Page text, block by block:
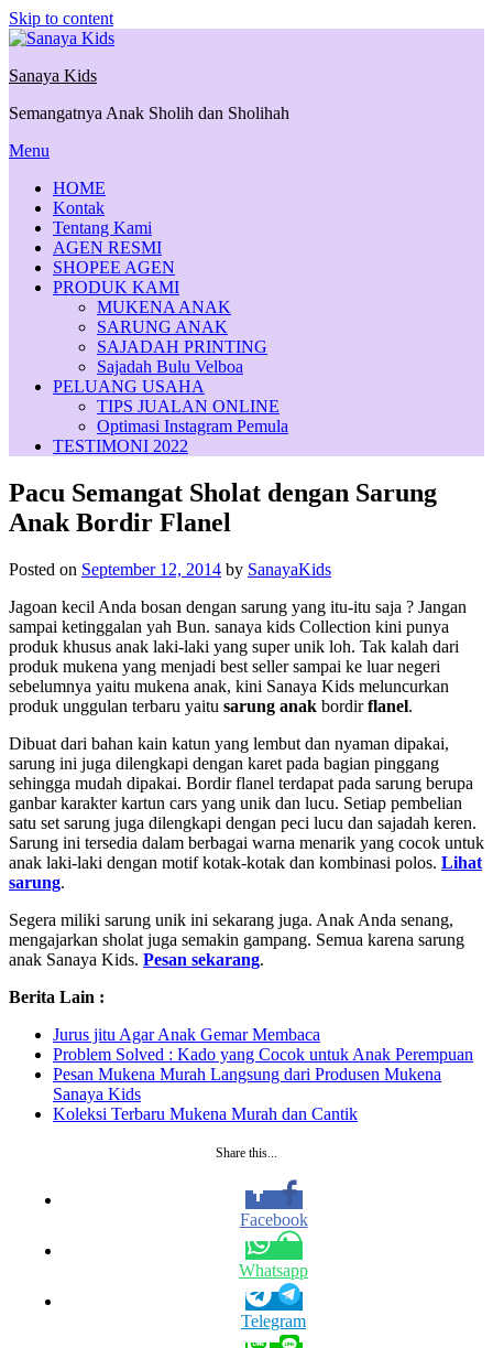
Skip to content
Sanaya Kids
Semangatnya Anak Sholih dan Sholihah
Menu
HOME
Kontak
Tentang Kami
AGEN RESMI
SHOPEE AGEN
PRODUK KAMI
MUKENA ANAK
SARUNG ANAK
SAJADAH PRINTING
Sajadah Bulu Velboa
PELUANG USAHA
TIPS JUALAN ONLINE
Optimasi Instagram Pemula
TESTIMONI 2022
Pacu Semangat Sholat dengan Sarung
Anak Bordir Flanel
Posted on September 12, 2014 by SanayaKids
Jagoan kecil Anda bosan dengan sarung yang itu-itu saja ? Jangan
sampai ketinggalan yah Bun. sanaya kids Collection kini punya
produk khusus anak laki-laki yang super unik loh. Tak kalah dari
produk mukena yang menjadi best seller sampai ke luar negeri
sebelumnya yaitu mukena anak, kini Sanaya Kids meluncurkan
produk unggulan terbaru yaitu sarung anak bordirflanel.
Dibuat dari bahan kain katun yang lembut dan nyaman dipakai,
sarung ini juga dilengkapi dengan karet pada bagian pinggang
sehingga mudah dipakai. Bordir flanel terdapat pada sarung berupa
ganbar karakter kartun cars yang unik dan lucu. Setiap pembelian
satu set sarung juga dilengkapi dengan peci lucu dan sajadah keren.
Sarung ini tersedia dalam berbagai warna menarik yang cocok untuk
anak laki-laki dengan motif kotak-kotak dan kombinasi polos. Lihat
sarung.
Segera miliki sarung unik ini sekarang juga. Anak Anda senang,
mengajarkan sholat juga semakin gampang. Semua karena sarung
anak Sanaya Kids. Pesan sekarang.
Berita Lain :
Jurus jitu Agar Anak Gemar Membaca
Problem Solved : Kado yang Cocok untuk Anak Perempuan
Pesan Mukena Murah Langsung dari Produsen Mukena
Sanaya Kids
Koleksi Terbaru Mukena Murah dan Cantik
Share this...
Facebook
Whatsapp
Telegram